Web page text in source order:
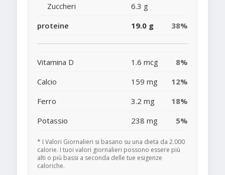
Zuccheri
6.3 g
proteine
19.0 g 38%
Vitamina D 1.6 mcg
8%
Calcio
159 mg
12%
Ferro
3.2 mg
18%
Potassio
238 mg 5%
* I Valori Giornalieri si basano su una dieta da 2.000
calorie. I tuoi valori giornalieri possono essere più
alti o più bassi a seconda delle tue esigenze
caloriche.